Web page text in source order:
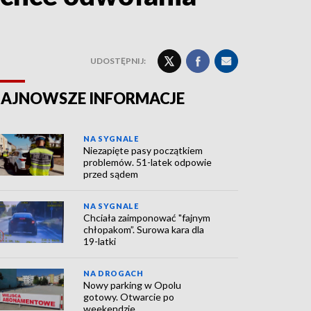
UDOSTĘPNIJ:
INFORMACJE
NA SYGNALE
Niezapięte pasy początkiem
problemów. 51-latek odpowie
przed sądem
NA SYGNALE
Chciała zaimponować "fajnym
chłopakom”. Surowa kara dla
19-latki
NA DROGACH
Nowy parking w Opolu
gotowy. Otwarcie po
weekendzie